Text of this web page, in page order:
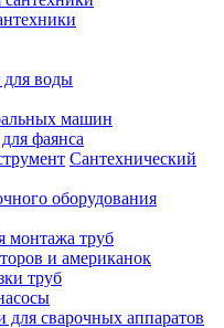
для воды
машин
фаянса
Сантехнический
оборудования
монтажа труб
и американок
труб
сварочных аппаратов